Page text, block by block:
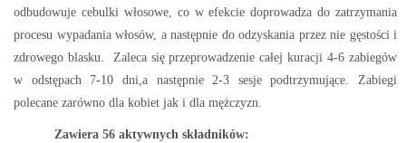
odbudowuje cebulki włosowe, co w efekcie doprowadza do zatrzymania
procesu wypadania włosów, a następnie do odzyskania przez nie gęstości i
zdrowego blasku. Zaleca się przeprowadzenie całej kuracji 4-6 zabiegów
w odstępach 7-10 dni,a następnie 2-3 sesje podtrzymujące. Zabiegi
polecane zarówno dla kobiet jak i dla mężczyzn.
Zawiera 56 aktywnych składników: